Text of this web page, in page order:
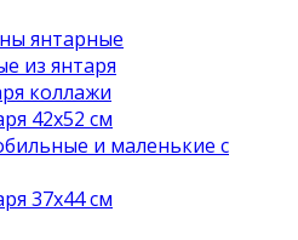
янтарные
из янтаря
коллажи
42х52 см
и маленькие с
37х44 см